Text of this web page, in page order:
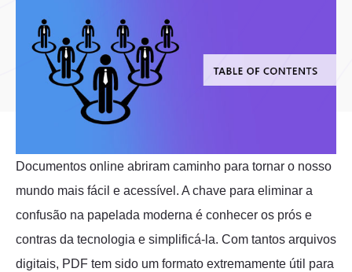
Documentos online abriram caminho para tornar o nosso
mundo mais fácil e acessível. A chave para eliminar a
confusão na papelada moderna é conhecer os prós e
contras da tecnologia e simplificá-la. Com tantos arquivos
digitais, PDF tem sido um formato extremamente útil para